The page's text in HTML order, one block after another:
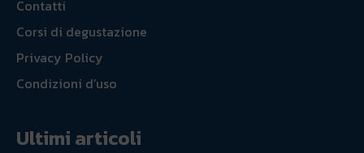
Contatti
Corsi di degustazione
Privacy Policy
Condizioni d’uso
Ultimi articoli